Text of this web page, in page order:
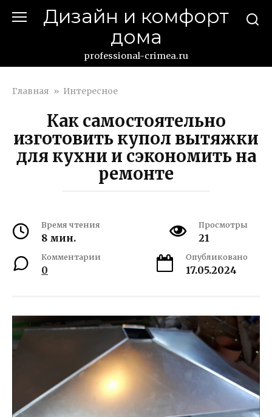
Дизайн и комфорт
дома
professional-crimea.ru
Главная » Интересное
Как самостоятельно
изготовить купол вытяжки
для кухни и сэкономить на
ремонте
Время чтения
8 мин.
Просмотры
21
Комментарии
0
Опубликовано
17.05.2024